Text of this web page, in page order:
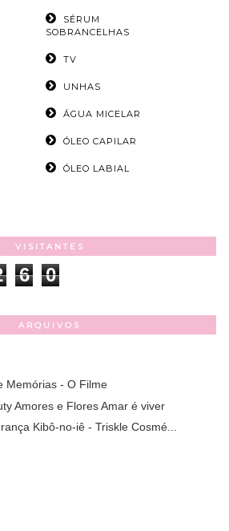
SÉRUM
SOBRANCELHAS
TV
UNHAS
ÁGUA MICELAR
ÓLEO CAPILAR
ÓLEO LABIAL
VISITANTES
6 0
ARQUIVOS
Memórias - O Filme
Amores e Flores Amar é viver
Kibô-no-iê - Triskle Cosmé...